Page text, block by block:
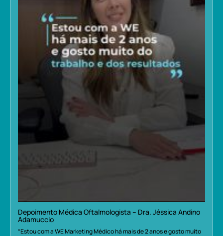
Depoimento Médica Oftalmologista – Dra. Jéssica Andino
Adamuccio
“Estou com a WE Marketing Médico há mais de 2 anos e gosto muito